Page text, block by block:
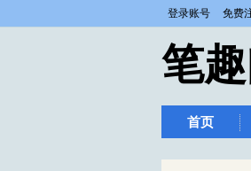
登录账号 免费
笔
首页